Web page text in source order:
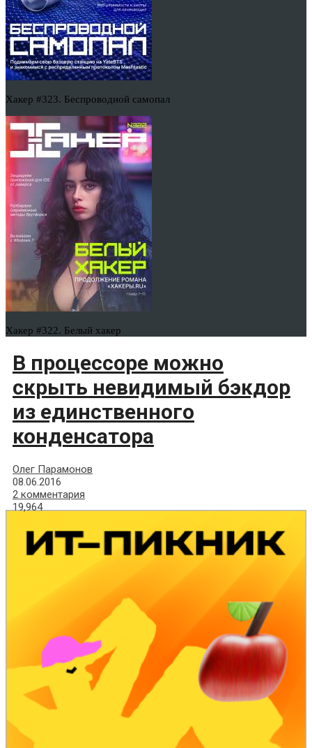
Хакер #323. Беспроводной самопал
Хакер #322. Белый хакер
В процессоре можно
скрыть невидимый бэкдор
из единственного
конденсатора
Олег Парамонов
08.06.2016
2 комментария
19,964